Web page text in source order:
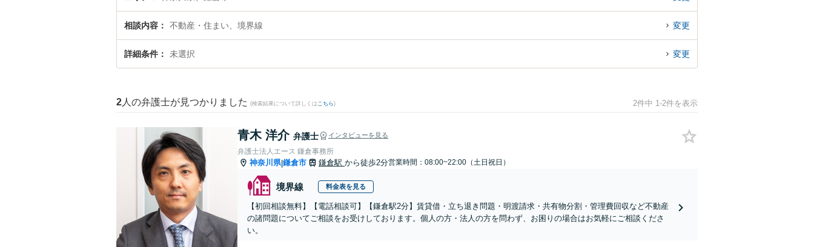
相談内容 不動産・住まい、境界線 変更
詳細条件 未選択 変更
2 人の弁護士が見つかりました (検索結果について詳しくは こちら) 2件中 1-2件を表示
青木 洋介 弁護士 インタビューを見る
弁護士法人エース 鎌倉事務所
神奈川県|鎌倉市 鎌倉駅 から徒歩2分営業時間：08:00~22:00（土日祝日）
境界線 料金表を見る
【初回相談無料】【電話相談可】【鎌倉駅2分】賃貸借・立ち退き問題・明渡請求・共有物分割・管理費回収など不動産
の諸問題についてご相談をお受けしております。個人の方・法人の方を問わず、お困りの場合はお気軽にご相談くださ
い。